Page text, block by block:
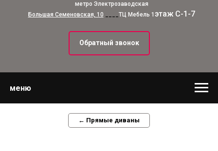
метро Электрозаводская
Большая Семеновская, 10
ТЦ Мебель 1 этаж С-1-7
Обратный звонок
меню
← Прямые диваны